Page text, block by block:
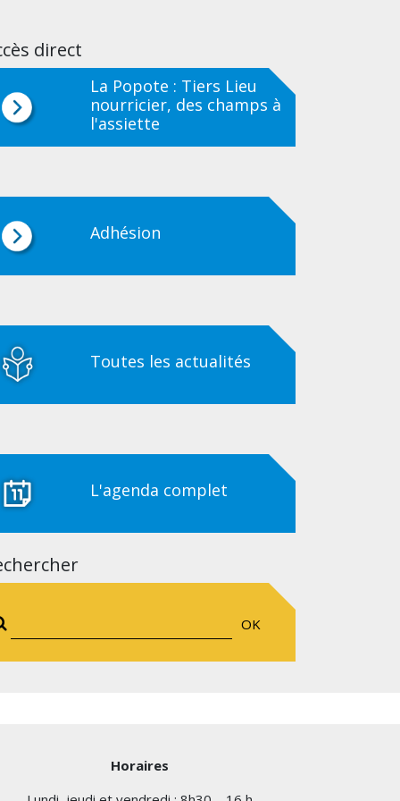
direct
La Popote : Tiers Lieu
nourricier, des champs à
l'assiette
Adhésion
Toutes les actualités
L'agenda complet
OK
Horaires